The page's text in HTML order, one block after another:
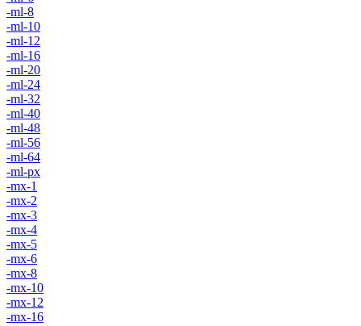
-ml-8
-ml-10
-ml-12
-ml-16
-ml-20
-ml-24
-ml-32
-ml-40
-ml-48
-ml-56
-ml-64
-ml-px
-mx-1
-mx-2
-mx-3
-mx-4
-mx-5
-mx-6
-mx-8
-mx-10
-mx-12
-mx-16